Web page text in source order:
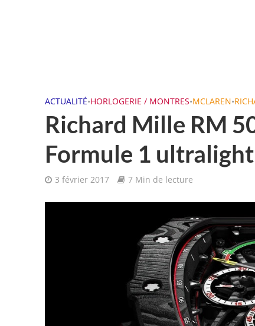
ACTUALITÉ•HORLOGERIE / MONTRES•MCLAREN•
Richard Mille RM
Formule 1
3 février 2017 7 Min de lecture